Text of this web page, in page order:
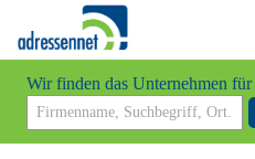
Wir finden das Unternehmen für